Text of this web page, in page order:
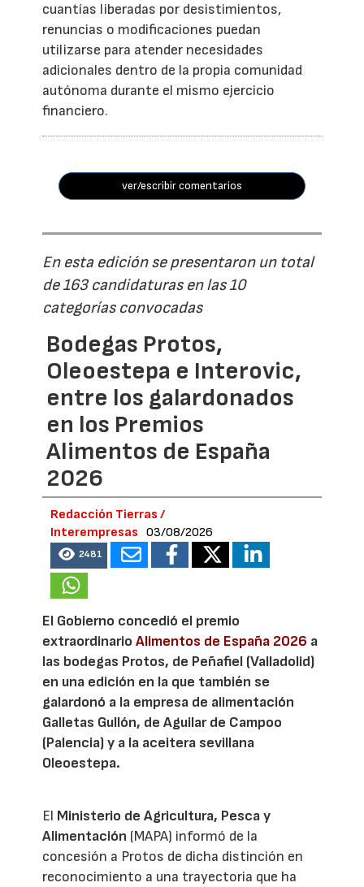
cuantías liberadas por desistimientos,
renuncias o modificaciones puedan
utilizarse para atender necesidades
adicionales dentro de la propia comunidad
autónoma durante el mismo ejercicio
financiero.
ver/escribir comentarios
En esta edición se presentaron un total
de 163 candidaturas en las 10
categorías convocadas
Bodegas Protos,
Oleoestepa e Interovic,
entre los galardonados
en los Premios
Alimentos de España
2026
Redacción Tierras /
Interempresas
03/08/2026
2481
El Gobierno concedió el premio
extraordinarioAlimentos de España 2026 a
las bodegas Protos, de Peñafiel (Valladolid)
en una edición en la que también se
galardonó a la empresa de alimentación
Galletas Gullón, de Aguilar de Campoo
(Palencia) y a la aceitera sevillana
Oleoestepa.
El Ministerio de Agricultura, Pesca y
Alimentación (MAPA) informó de la
concesión a Protos de dicha distinción en
reconocimiento a una trayectoria que ha